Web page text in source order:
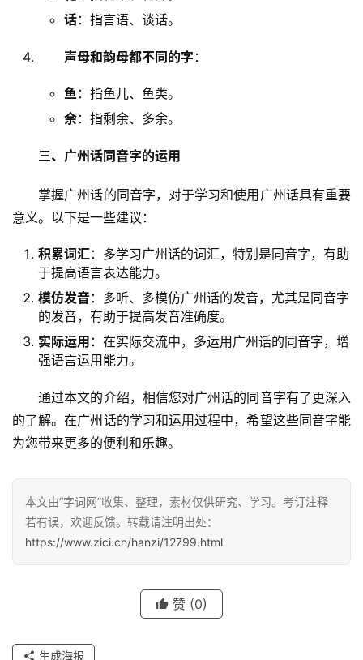
汉
组
词
反
义
话：指言语、谈话。
声母和韵母都不同的字 ：
鱼：指鱼儿、鱼类。
余：指剩余、多余。
三、广州话同音字的运用
掌握广州话的同音字，对于学习和使用广州话具有重要
意义。以下是一些建议：
积累词汇：多学习广州话的词汇，特别是同音字，有助
于提高语言表达能力。
模仿发音：多听、多模仿广州话的发音，尤其是同音字
的发音，有助于提高发音准确度。
实际运用 ：在实际交流中，多运用广州话的同音字，增
强语言运用能力。
通过本文的介绍，相信您对广州话的同音字有了更深入
的了解。在广州话的学习和运用过程中，希望这些同音字能
为您带来更多的便利和乐趣。
本文由“字词网”收集、整理，素材仅供研究、学习。考订注释
若有误，欢迎反馈。转载请注明出处：
https://www.zici.cn/hanzi/12799.html
赞 (0)
生成海报